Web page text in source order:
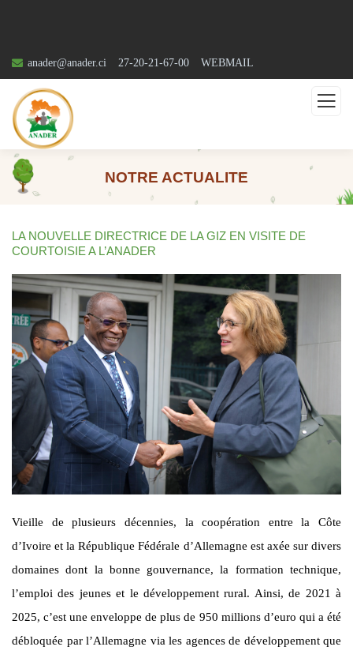
anader@anader.ci 27-20-21-67-00 WEBMAIL
NOTRE ACTUALITE
LA NOUVELLE DIRECTRICE DE LA GIZ EN VISITE DE
COURTOISIE A L’ANADER
Vieille de plusieurs décennies, la coopération entre la Côte
d’Ivoire et la République Fédérale d’Allemagne est axée sur divers
domaines dont la bonne gouvernance, la formation technique,
l’emploi des jeunes et le développement rural. Ainsi, de 2021 à
2025, c’est une enveloppe de plus de 950 millions d’euro qui a été
débloquée par l’Allemagne via les agences de développement que